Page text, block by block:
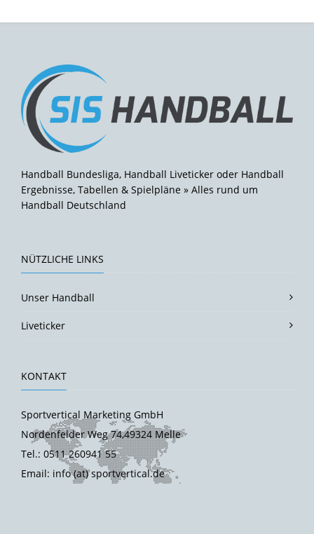
Handball Bundesliga, Handball Liveticker oder Handball
Ergebnisse, Tabellen & Spielpläne » Alles rund um
Handball Deutschland
NÜTZLICHE LINKS
Unser Handball
Liveticker
KONTAKT
Sportvertical Marketing GmbH
Nordenfelder Weg 74,49324 Melle
Tel.: 0511 260941 55
Email: info (at) sportvertical.de